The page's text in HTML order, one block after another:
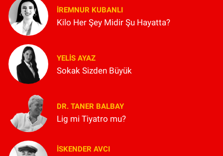
İREMNUR KUBANLI
Kilo Her Şey Midir Şu Hayatta?
YELIS AYAZ
Sokak Sizden Büyük
DR. TANER BALBAY
Lig mi Tiyatro mu?
İSKENDER AVCI